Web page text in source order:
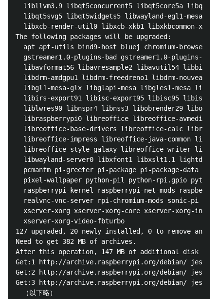
libllvm3.9 libqt5concurrent5 libqt5core5a
libqt5svg5 libqt5widgets5 libwayland-egl1-mesa
libxcb-render-util0 libxcb-xkb1 libxkbcommon-x11-
The following packages will be upgraded:
apt apt-utils bind9-host bluej chromium-browser
gstreamer1.0-plugins-bad gstreamer1.0-plugins-
libavformat56 libavresample2 libavutil54
libdrm-amdgpu1 libdrm-freedreno1 libdrm-nouveau2
libgl1-mesa-glx libglapi-mesa libgles1-mesa
libirs-export91 libisc-export95 libisc95
liblwres90 libnspr4 libnss3 libobrender29
libraspberrypi0 libreoffice libreoffice-avmedia-
libreoffice-base-drivers libreoffice-calc
libreoffice-impress libreoffice-java-common
libreoffice-style-galaxy libreoffice-writer
libwayland-server0 libxfont1 libxslt1.1 lightdm
pcmanfm pi-greeter pi-package pi-package-data
pixel-wallpaper python-pil python-rpi.gpio
raspberrypi-kernel raspberrypi-net-mods
realvnc-vnc-server rpi-chromium-mods sonic-pi
xserver-xorg xserver-xorg-core xserver-xorg-
  xserver-xorg-video-fbturbo
127 upgraded, 20 newly installed, 0 to remove and 0
Need to get 382 MB of archives.
After this operation, 147 MB of additional disk
Get:1 http://archive.raspberrypi.org/debian/ jessie/
Get:2 http://archive.raspberrypi.org/debian/ jessie/
Get:3 http://archive.raspberrypi.org/debian/ jessie/